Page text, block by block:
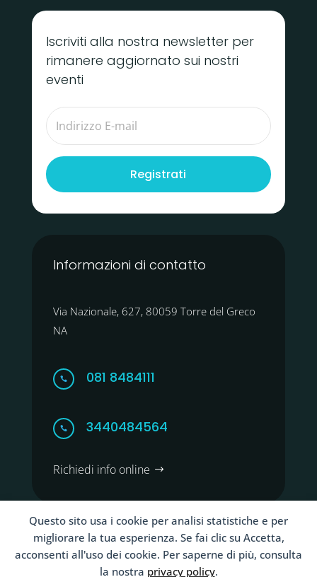
Questo sito usa i cookie per analisi statistiche e per
migliorare la tua esperienza. Se fai clic su Accetta,
acconsenti all'uso dei cookie. Per saperne di più, consulta
la nostra privacy policy.
Iscriviti alla nostra newsletter per
rimanere aggiornato sui nostri
eventi
Registrati
Informazioni di contatto
Via Nazionale, 627, 80059 Torre del Greco
NA
 081 8484111
 3440484564
Richiedi info online
Copyright ©2026 Clinica Santa Maria La Bruna Torre